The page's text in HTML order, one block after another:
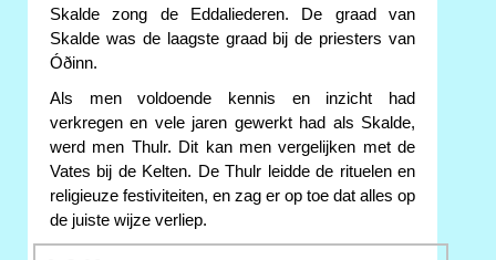
Skalde zong de Eddaliederen. De graad van
Skalde was de laagste graad bij de priesters van
Óðinn.
Als men voldoende kennis en inzicht had
verkregen en vele jaren gewerkt had als Skalde,
werd men Thulr. Dit kan men vergelijken met de
Vates bij de Kelten. De Thulr leidde de rituelen en
religieuze festiviteiten, en zag er op toe dat alles op
de juiste wijze verliep.